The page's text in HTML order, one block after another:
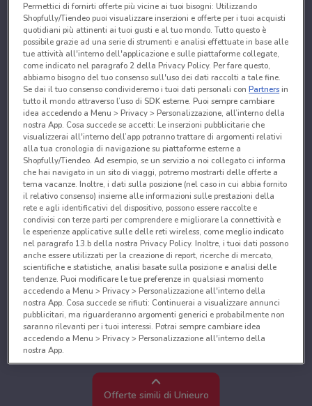
Offerte simili di Unieuro
Permettici di fornirti offerte più vicine ai tuoi bisogni: Utilizzando
Shopfully/Tiendeo puoi visualizzare inserzioni e offerte per i tuoi acquisti
quotidiani più attinenti ai tuoi gusti e al tuo mondo. Tutto questo è
possibile grazie ad una serie di strumenti e analisi effettuate in base alle
tue attività all'interno dell'applicazione e sulle piattaforme collegate,
come indicato nel paragrafo 2 della Privacy Policy. Per fare questo,
abbiamo bisogno del tuo consenso sull'uso dei dati raccolti a tale fine.
Se dai il tuo consenso condivideremo i tuoi dati personali conPartnersin
tutto il mondo attraverso l’uso di SDK esterne. Puoi sempre cambiare
idea accedendo a Menu > Privacy > Personalizzazione, all’interno della
nostra App. Cosa succede se accetti: Le inserzioni pubblicitarie che
visualizzerai all'interno dell’app potranno trattare di argomenti relativi
alla tua cronologia di navigazione su piattaforme esterne a
Shopfully/Tiendeo. Ad esempio, se un servizio a noi collegato ci informa
che hai navigato in un sito di viaggi, potremo mostrarti delle offerte a
tema vacanze. Inoltre, i dati sulla posizione (nel caso in cui abbia fornito
il relativo consenso) insieme alle informazioni sulle prestazioni della
rete e agli identificativi del dispositivo, possono essere raccolte e
condivisi con terze parti per comprendere e migliorare la connettività e
le esperienze applicative sulle delle reti wireless, come meglio indicato
nel paragrafo 13.b della nostra Privacy Policy. Inoltre, i tuoi dati possono
anche essere utilizzati per la creazione di report, ricerche di mercato,
scientifiche e statistiche, analisi basate sulla posizione e analisi delle
tendenze. Puoi modificare le tue preferenze in qualsiasi momento
accedendo a Menu > Privacy > Personalizzazione all'interno della
nostra App. Cosa succede se rifiuti: Continuerai a visualizzare annunci
pubblicitari, ma riguarderanno argomenti generici e probabilmente non
saranno rilevanti per i tuoi interessi. Potrai sempre cambiare idea
accedendo a Menu > Privacy > Personalizzazione all'interno della
nostra App.
Noi e i nostri partner trattiamo i dati per fornire:
Utilizzare dati di geolocalizzazione precisi. Scansione attiva delle
caratteristiche del dispositivo ai fini dell’identificazione. Archiviare